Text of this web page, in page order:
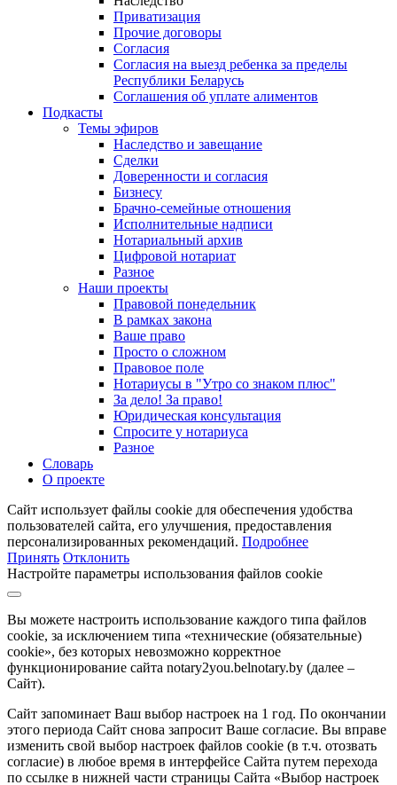
Приватизация
Прочие договоры
Согласия
Согласия на выезд ребенка за пределы
Республики Беларусь
Соглашения об уплате алиментов
Подкасты
Темы эфиров
Наследство и завещание
Сделки
Доверенности и согласия
Бизнесу
Брачно-семейные отношения
Исполнительные надписи
Нотариальный архив
Цифровой нотариат
Разное
Наши проекты
Правовой понедельник
В рамках закона
Ваше право
Просто о сложном
Правовое поле
Нотариусы в "Утро со знаком плюс"
За дело! За право!
Юридическая консультация
Спросите у нотариуса
Разное
Словарь
О проекте
Сайт использует файлы cookie для обеспечения удобства
пользователей сайта, его улучшения, предоставления
персонализированных рекомендаций. Подробнее
Принять Отклонить
Настройте параметры использования файлов cookie
Вы можете настроить использование каждого типа файлов
cookie, за исключением типа «технические (обязательные)
cookie», без которых невозможно корректное
функционирование сайта notary2you.belnotary.by (далее –
Сайт).
Сайт запоминает Ваш выбор настроек на 1 год. По окончании
этого периода Сайт снова запросит Ваше согласие. Вы вправе
изменить свой выбор настроек файлов cookie (в т.ч. отозвать
согласие) в любое время в интерфейсе Сайта путем перехода
по ссылке в нижней части страницы Сайта «Выбор настроек